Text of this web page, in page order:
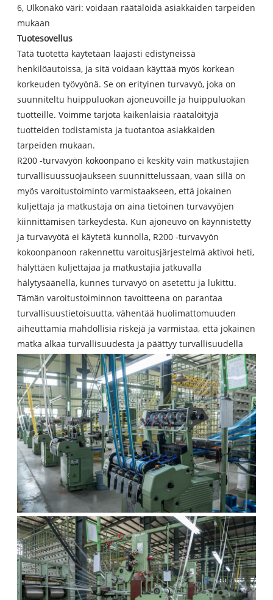
6, Ulkonäkö väri: voidaan räätälöidä asiakkaiden tarpeiden
mukaan
Tuotesovellus
Tätä tuotetta käytetään laajasti edistyneissä
henkilöautoissa, ja sitä voidaan käyttää myös korkean
korkeuden työvyönä. Se on erityinen turvavyö, joka on
suunniteltu huippuluokan ajoneuvoille ja huippuluokan
tuotteille. Voimme tarjota kaikenlaisia ​​räätälöityjä
tuotteiden todistamista ja tuotantoa asiakkaiden
tarpeiden mukaan.
R200 -turvavyön kokoonpano ei keskity vain matkustajien
turvallisuussuojaukseen suunnittelussaan, vaan sillä on
myös varoitustoiminto varmistaakseen, että jokainen
kuljettaja ja matkustaja on aina tietoinen turvavyöjen
kiinnittämisen tärkeydestä. Kun ajoneuvo on käynnistetty
ja turvavyötä ei käytetä kunnolla, R200 -turvavyön
kokoonpanoon rakennettu varoitusjärjestelmä aktivoi heti,
hälyttäen kuljettajaa ja matkustajia jatkuvalla
hälytysäänellä, kunnes turvavyö on asetettu ja lukittu.
Tämän varoitustoiminnon tavoitteena on parantaa
turvallisuustietoisuutta, vähentää huolimattomuuden
aiheuttamia mahdollisia riskejä ja varmistaa, että jokainen
matka alkaa turvallisuudesta ja päättyy turvallisuudella